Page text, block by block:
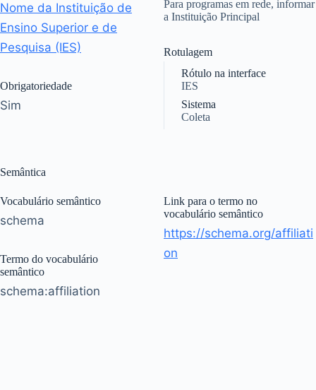
Nome da Instituição de
Ensino Superior e de
Pesquisa (IES)
Obrigatoriedade
Sim
Para programas em rede, informar
a Instituição Principal
Rotulagem
Rótulo na interface
IES
Sistema
Coleta
Semântica
Vocabulário semântico
schema
Termo do vocabulário
semântico
schema:affiliation
Link para o termo no
vocabulário semântico
https://schema.org/affiliati
on